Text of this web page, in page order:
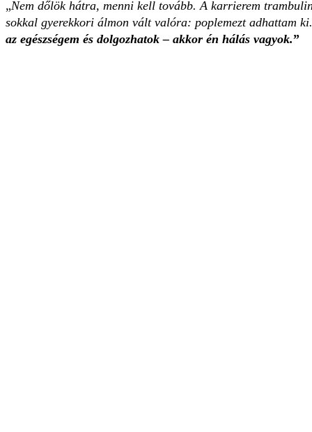
„Nem dőlök hátra, menni kell tovább. A karrierem
sokkal gyerekkori álmon vált valóra: poplemezt adhattam
az egészségem és dolgozhatok – akkor én hálás vagyok.”